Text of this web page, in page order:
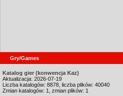
Gry/Games
Katalog gier (konwencja Kaz)
Aktualizacja: 2026-07-19
Liczba katalogów: 8878, liczba plików: 40040
Zmian katalogów: 1, zmian plików: 1